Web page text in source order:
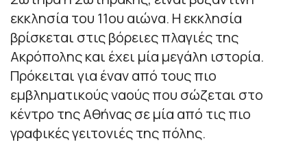
εκκλησία του 11ου αιώνα. Η εκκλησία
βρίσκεται στις βόρειες πλαγιές της
Ακρόπολης και έχει μία μεγάλη ιστορία.
Πρόκειται για έναν από τους πιο
εμβληματικούς ναούς που σώζεται στο
κέντρο της Αθήνας σε μία από τις πιο
γραφικές γειτονιές της πόλης.